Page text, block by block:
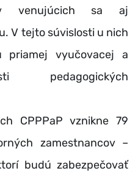
venujúcich sa aj
V tejto súvislosti u nich
priamej vyučovacej a
pedagogických
vznikne 79
zamestnancov –
budú zabezpečovať